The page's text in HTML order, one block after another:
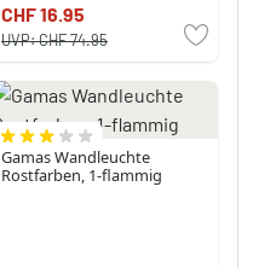
CHF 16.95
UVP:CHF 74.95
Gamas Wandleuchte
Rostfarben, 1-flammig